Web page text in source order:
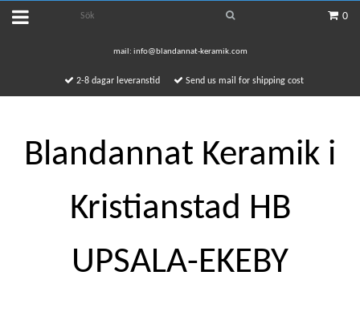
0
mail: info@blandannat-keramik.com
2-8 dagar leveranstid Send us mail for shipping cost
Blandannat Keramik i
Kristianstad HB
UPSALA-EKEBY